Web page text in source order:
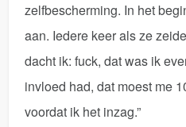
zelfbescherming. In het
aan. Iedere keer als ze
dacht ik: fuck, dat was ik
invloed had, dat moest me
voordat ik het inzag.”